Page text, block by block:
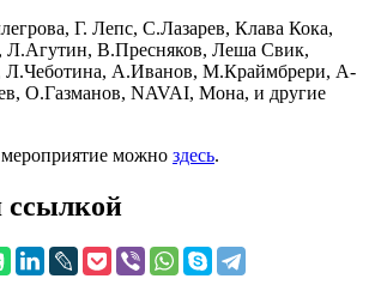
Г. Лепс, С.Лазарев, Клава Кока,
В.Пресняков, Леша Свик,
Л.Чеботина, А.Иванов, М.Краймбрери, А-
О.Газманов, NAVAI, Мона, и другие
можно здесь.
ссылкой